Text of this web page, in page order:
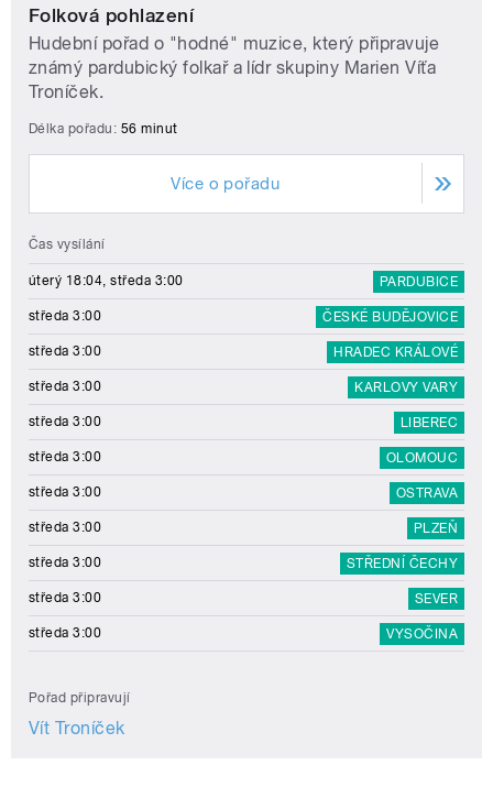
Folková pohlazení
Hudební pořad o "hodné" muzice, který připravuje
známý pardubický folkař a lídr skupiny Marien Víťa
Troníček.
Délka pořadu: 56 minut
Více o pořadu
Čas vysílání
úterý 18:04, středa 3:00 PARDUBICE
středa 3:00 ČESKÉ BUDĚJOVICE
středa 3:00 HRADEC KRÁLOVÉ
středa 3:00 KARLOVY VARY
středa 3:00 LIBEREC
středa 3:00 OLOMOUC
středa 3:00 OSTRAVA
středa 3:00 PLZEŇ
středa 3:00 STŘEDNÍ ČECHY
středa 3:00 SEVER
středa 3:00 VYSOČINA
Pořad připravují
Vít Troníček